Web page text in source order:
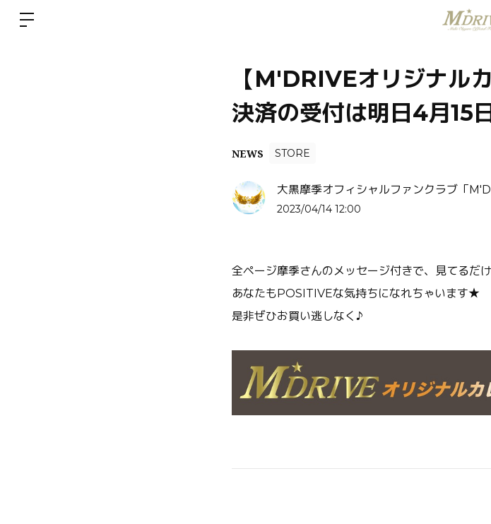
【M'DRIVEオリジナル
決済の受付は明日4月15
NEWS STORE
大黒摩季オフィシャルファンクラブ「
2023/04/14 12:00
全ページ摩季さんのメッセージ付きで、見てるだ
あなたもPOSITIVEな気持ちになれちゃいます★
是非ぜひお買い逃しなく♪